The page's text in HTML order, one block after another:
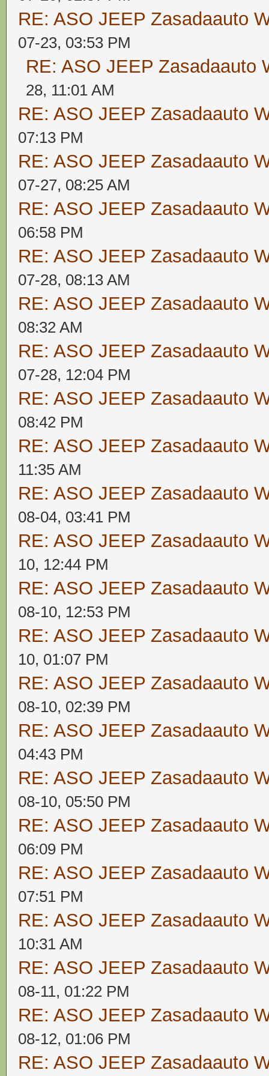
RE: ASO JEEP Zasadaauto
07-23, 03:53 PM
RE: ASO JEEP Zasadaauto
28, 11:01 AM
RE: ASO JEEP Zasadaauto
07:13 PM
RE: ASO JEEP Zasadaauto
07-27, 08:25 AM
RE: ASO JEEP Zasadaauto
06:58 PM
RE: ASO JEEP Zasadaauto
07-28, 08:13 AM
RE: ASO JEEP Zasadaauto
08:32 AM
RE: ASO JEEP Zasadaauto
07-28, 12:04 PM
RE: ASO JEEP Zasadaauto
08:42 PM
RE: ASO JEEP Zasadaauto
11:35 AM
RE: ASO JEEP Zasadaauto
08-04, 03:41 PM
RE: ASO JEEP Zasadaauto
10, 12:44 PM
RE: ASO JEEP Zasadaauto
08-10, 12:53 PM
RE: ASO JEEP Zasadaauto
10, 01:07 PM
RE: ASO JEEP Zasadaauto
08-10, 02:39 PM
RE: ASO JEEP Zasadaauto
04:43 PM
RE: ASO JEEP Zasadaauto
08-10, 05:50 PM
RE: ASO JEEP Zasadaauto
06:09 PM
RE: ASO JEEP Zasadaauto
07:51 PM
RE: ASO JEEP Zasadaauto
10:31 AM
RE: ASO JEEP Zasadaauto
08-11, 01:22 PM
RE: ASO JEEP Zasadaauto
08-12, 01:06 PM
RE: ASO JEEP Zasadaauto